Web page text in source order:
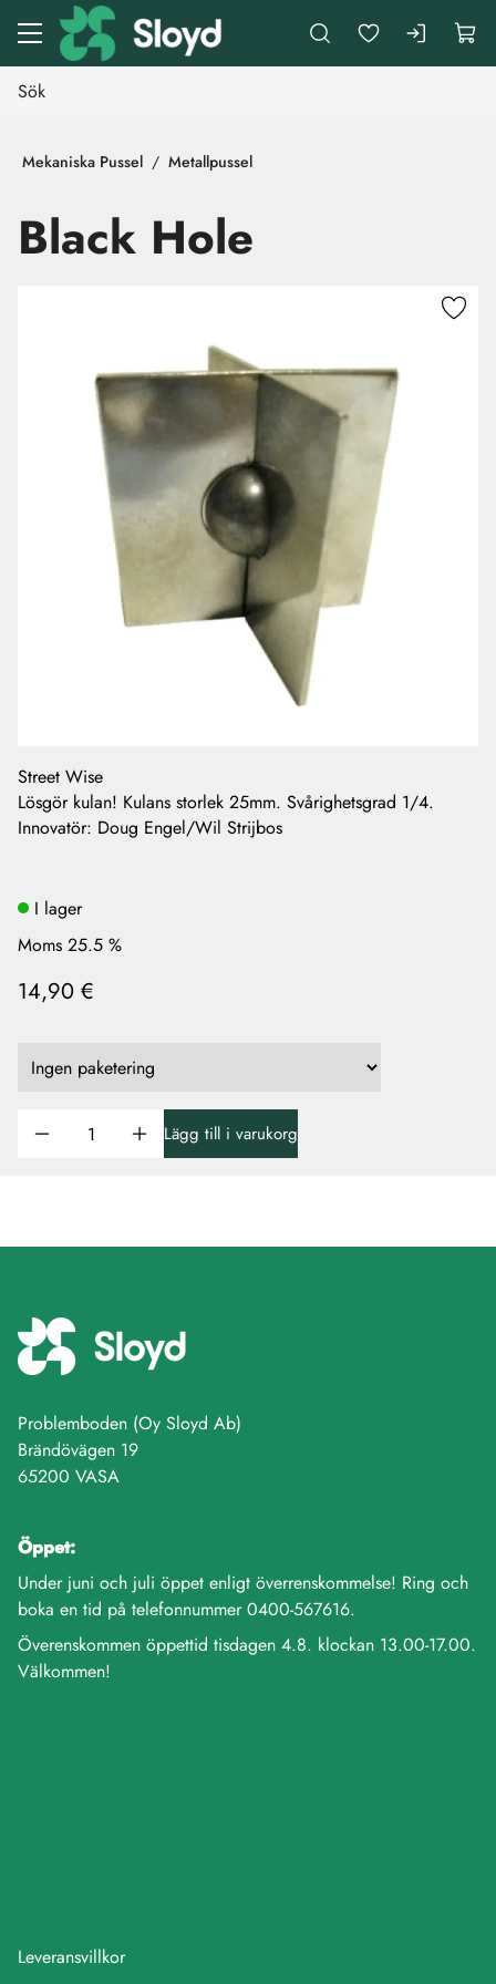
Gå till huvudinnehåll
Mekaniska Pussel Metallpussel
Black Hole
Street Wise
Lösgör kulan! Kulans storlek 25mm. Svårighetsgrad 1/4.
Innovatör: Doug Engel/Wil Strijbos
I lager
Moms 25.5 %
14,90 €
Lägg till i varukorg
Problemboden (Oy Sloyd Ab)
Brändövägen 19
65200 VASA
Öppet:
Under juni och juli öppet enligt överrenskommelse! Ring och
boka en tid på telefonnummer 0400-567616.
Överenskommen öppettid tisdagen 4.8. klockan 13.00-17.00.
Välkommen!
Leveransvillkor